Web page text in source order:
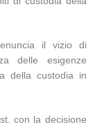
il vizio di
delle esigenze
della custodia in
con la decisione